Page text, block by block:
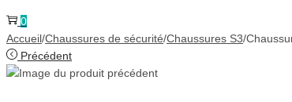
0
Accueil/Chaussures de sécurité/Chaussures S3/
Précédent